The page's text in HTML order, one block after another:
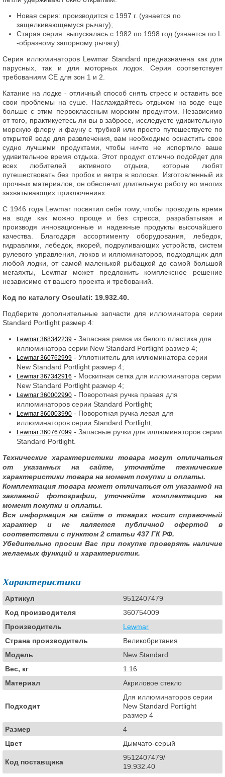
Новая серия: производится с 1997 г. (узнается по
защелкивающемуся рычагу);
Старая серия: выпускалась с 1982 по 1998 год (узнается по L
-образному запорному рычагу).
Серия иллюминаторов Lewmar Standard предназначена как для
парусных, так и для моторных лодок. Серия соответствует
требованиям CE для зон 1 и 2.
Катание на лодке - отличный способ снять стресс и оставить все
свои проблемы на суше. Наслаждайтесь отдыхом на воде еще
больше с этим первоклассным морским продуктом. Независимо
от того, практикуетесь ли вы в забросе, исследуете удивительную
морскую флору и фауну с трубкой или просто путешествуете по
открытой воде для развлечения, вам необходимо оснастить свое
судно лучшими продуктами, чтобы ничто не испортило ваше
удивительное время отдыха. Этот продукт отлично подойдет для
всех любителей активного отдыха, которые любят
путешествовать без пробок и ветра в волосах. Изготовленный из
прочных материалов, он обеспечит длительную работу во многих
захватывающих приключениях.
С 1946 года Lewmar посвятил себя тому, чтобы проводить время
на воде как можно проще и без стресса, разрабатывая и
производя инновационные и надежные продукты высочайшего
качества. Благодаря ассортименту оборудования, лебедок,
гидравлики, лебедок, якорей, подруливающих устройств, систем
рулевого управления, люков и иллюминаторов, подходящих для
любой лодки, от самой маленькой рыбацкой до самой большой
мегаяхты, Lewmar может предложить комплексное решение
независимо от вашего проекта и требований.
Код по каталогу Osculati: 19.932.40.
Подберите дополнительные запчасти для иллюминатора серии
Standard Portlight размер 4:
Lewmar 368342239 - Запасная рамка из белого пластика для
иллюминатора серии New Standard Portlight размер 4;
Lewmar 360762999 - Уплотнитель для иллюминатора серии
New Standard Portlight размер 4;
Lewmar 367342916 - Москитная сетка для иллюминатора серии
New Standard Portlight размер 4;
Lewmar 360002990 - Поворотная ручка правая для
иллюминаторов серии Standard Portlight;
Lewmar 360003990 - Поворотная ручка левая для
иллюминаторов серии Standard Portlight;
Lewmar 360767099 - Запасные ручки для иллюминаторов серии
Standard Portlight.
Технические характеристики товара могут отличаться
от указанных на сайте, уточняйте технические
характеристики товара на момент покупки и оплаты.
Комплектация товара может отличаться от указанной на
заглавной фотографии, уточняйте комплектацию на
момент покупки и оплаты.
Вся информация на сайте о товарах носит справочный
характер и не является публичной офертой в
соответствии с пунктом 2 статьи 437 ГК РФ.
Убедительно просим Вас при покупке проверять наличие
желаемых функций и характеристик.
Характеристики
Артикул
9512407479
Код производителя
360754009
Производитель
Lewmar
Страна производитель
Великобритания
Модель
New Standard
Вес, кг
1.16
Материал
Акриловое стекло
Подходит
Для иллюминаторов серии
New Standard Portlight
размер 4
Размер
4
Цвет
Дымчато-серый
Код поставщика
9512407479/
19.932.40